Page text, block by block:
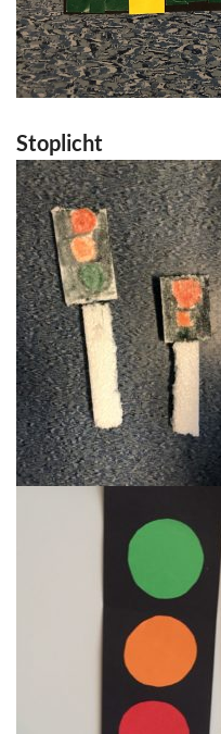
Stoplicht